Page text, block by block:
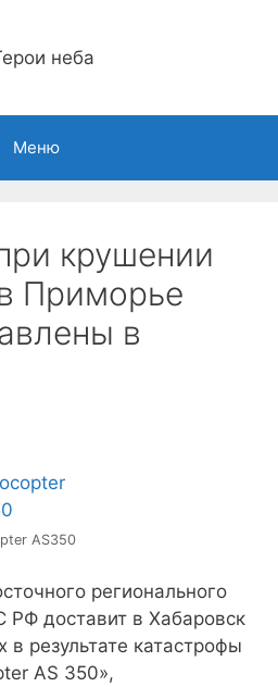
Меню
крушении
Приморье
в
AS350
регионального
доставит в Хабаровск
в результате катастрофы
AS 350»,